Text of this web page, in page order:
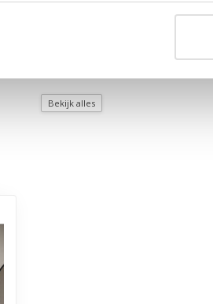
Kan links of rechts geplaatst worden
Bekijk alles